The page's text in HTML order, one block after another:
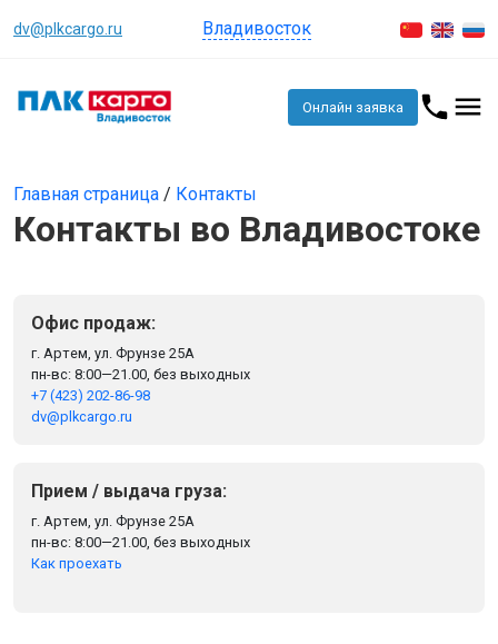
dv@plkcargo.ru Владивосток
Онлайн заявка
Главная страница / Контакты
Контакты во Владивостоке
Офис продаж:
г. Артем, ул. Фрунзе 25А
пн-вс: 8:00—21.00, без выходных
+7 (423) 202-86-98
dv@plkcargo.ru
Прием / выдача груза:
г. Артем, ул. Фрунзе 25А
пн-вс: 8:00—21.00, без выходных
Как проехать